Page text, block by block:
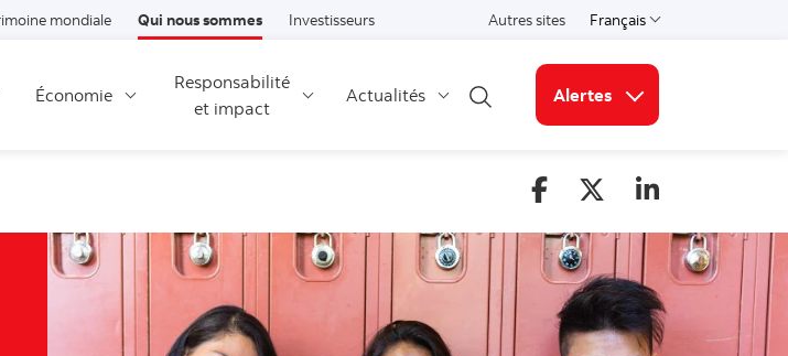
au contenu
mondiale Qui nous sommes Investisseurs Autres sites Français
Select a language
Économie
Responsabilité
et impact
Actualités
Open search
Alertes
Liens connexes